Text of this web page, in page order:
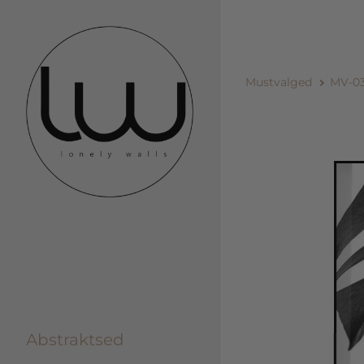
Abstraktsed
Mustvalged MV-